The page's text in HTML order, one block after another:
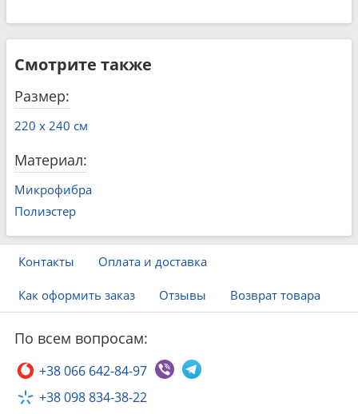
Смотрите также
Размер:
220 x 240 см
Материал:
Микрофибра
Полиэстер
Контакты Оплата и доставка
Как оформить заказ Отзывы Возврат товара
По всем вопросам:
+38 066 642-84-97
+38 098 834-38-22